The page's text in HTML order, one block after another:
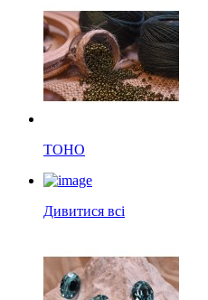
TOHO
Дивитися всі